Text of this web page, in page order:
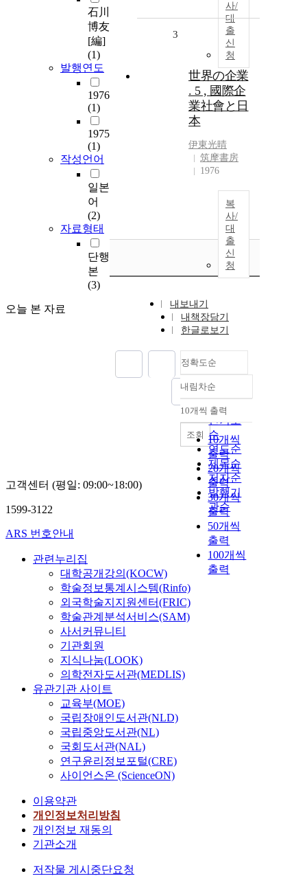
石川
博友
[編]
(1)
발행연도
1976
(1)
1975
(1)
작성언어
일본
어
(2)
자료형태
단행
본
(3)
오늘 본 자료
사/
대
출
신
청
3
世界の企業
. 5 , 國際企
業社會と日
本
伊東光晴
筑摩書房
1976
복
사/
대
출
신
청
내보내기
내책장담기
한글로보기
정확도순
정확도
순
인기도
순
연도순
제목순
저자순
발행기
관순
내림차순
내림차순
10개씩 출력
10개씩
출력
20개씩
출력
30개씩
출력
50개씩
출력
100개씩
출력
조회
고객센터 (평일: 09:00~18:00)
1599-3122
ARS 번호안내
관련누리집
대학공개강의(KOCW)
학술정보통계시스템(Rinfo)
외국학술지지원센터(FRIC)
학술관계분석서비스(SAM)
사서커뮤니티
기관회원
지식나눔(LOOK)
의학전자도서관(MEDLIS)
유관기관 사이트
교육부(MOE)
국립장애인도서관(NLD)
국립중앙도서관(NL)
국회도서관(NAL)
연구윤리정보포털(CRE)
사이언스온 (ScienceON)
이용약관
개인정보처리방침
개인정보 재동의
기관소개
저작물 게시중단요청